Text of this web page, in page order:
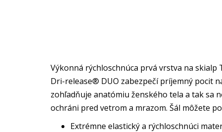
Výkonná rýchloschnúca prvá vrstva na
Dri-release® DUO zabezpečí príjemný pocit
zohľadňuje anatómiu ženského tela a tak sa
ochráni pred vetrom a mrazom. Šál môžete
Extrémne elastický a rýchloschnúci